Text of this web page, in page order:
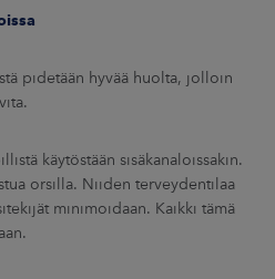
pidetään hyvää huolta, jolloin
käytöstään sisäkanaloissakin.
orsilla. Niiden terveydentilaa
minimoidaan. Kaikki tämä